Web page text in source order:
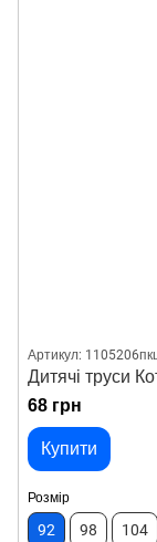
Артикул:
Дитячі труси
68 грн
Купити
Розмір
92 98 104